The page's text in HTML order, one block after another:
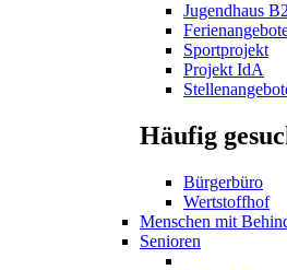
Jugendhaus
Sportprojekt
Projekt IdA
Häufig
Bürgerbüro
Wertstoffhof
Menschen mit
Senioren